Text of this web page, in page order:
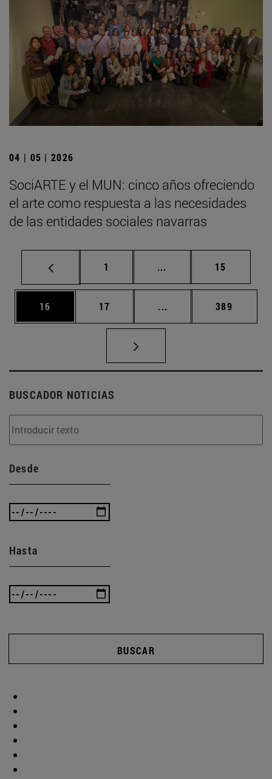
04 | 05 | 2026
SociARTE y el MUN: cinco años ofreciendo
el arte como respuesta a las necesidades
de las entidades sociales navarras
Página
1 ... Páginas intermedias
Página
15
Página
16 Página
17 ... Páginas intermedias
Página
389
BUSCADOR NOTICIAS
Desde
Hasta
BUSCAR